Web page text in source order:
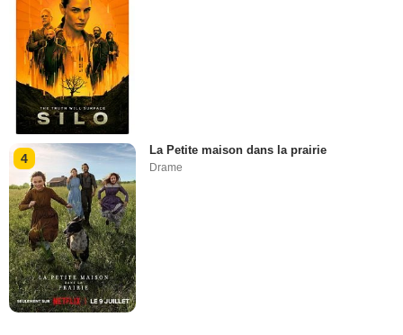
4
La Petite maison dans la prairie
Drame